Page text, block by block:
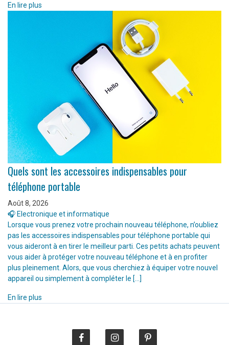
En lire plus
Quels sont les accessoires indispensables pour
téléphone portable
Août 8, 2026
🎧 Electronique et informatique
Lorsque vous prenez votre prochain nouveau téléphone, n’oubliez
pas les accessoires indispensables pour téléphone portable qui
vous aideront à en tirer le meilleur parti. Ces petits achats peuvent
vous aider à protéger votre nouveau téléphone et à en profiter
plus pleinement. Alors, que vous cherchiez à équiper votre nouvel
appareil ou simplement à compléter le […]
En lire plus